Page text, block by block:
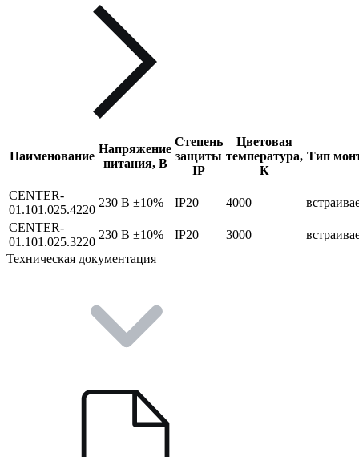
Наименование
Напряжение
питания, В
Степень
защиты
IP
Цветовая
температура,
К
Тип
CENTER-
01.101.025.4220
230 В ±10% IP20 4000
CENTER-
01.101.025.3220
230 В ±10% IP20 3000
Техническая документация